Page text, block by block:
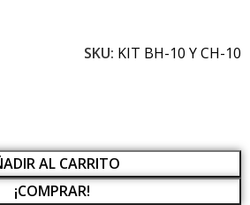
SKU: KIT BH-10 Y CH-10
AL CARRITO
¡COMPRAR!